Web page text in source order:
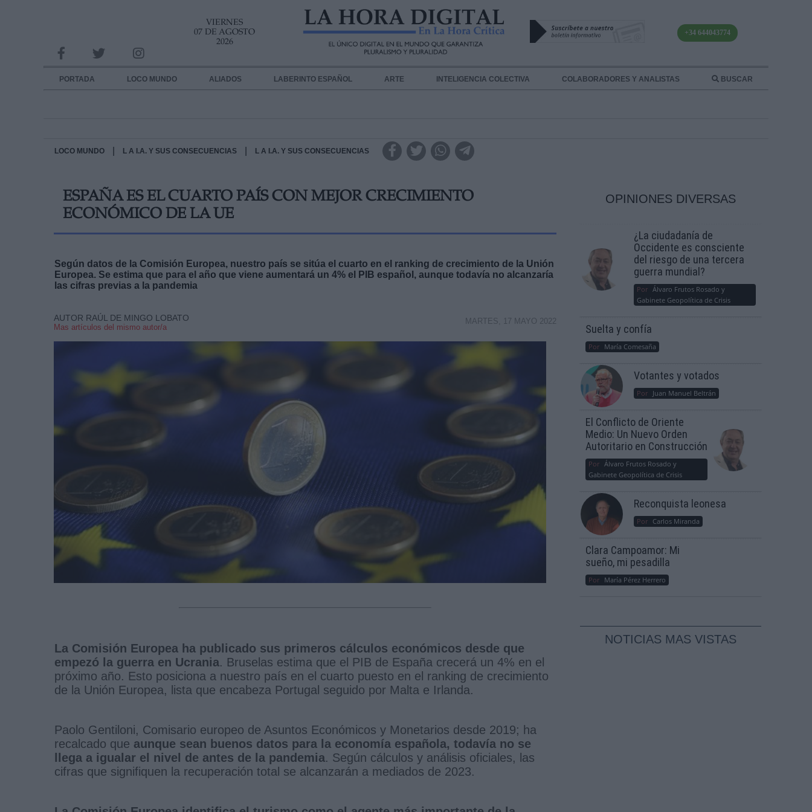
VIERNES
07 DE AGOSTO
2026
+34 644043774
PORTADA LOCO MUNDO ALIADOS LABERINTO ESPAÑOL ARTE INTELIGENCIA COLECTIVA COLABORADORES Y ANALISTAS BUSCAR
LOCO MUNDO L A I.A. Y SUS CONSECUENCIAS L A I.A. Y SUS CONSECUENCIAS
ESPAÑA ES EL CUARTO PAÍS CON MEJOR CRECIMIENTO
ECONÓMICO DE LA UE
Según datos de la Comisión Europea, nuestro país se sitúa el cuarto en el ranking de crecimiento de la Unión
Europea. Se estima que para el año que viene aumentará un 4% el PIB español, aunque todavía no alcanzaría
las cifras previas a la pandemia
AUTOR RAÚL DE MINGO LOBATO
Mas artículos del mismo autor/a
MARTES, 17 MAYO 2022
La Comisión Europea ha publicado sus primeros cálculos económicos desde que
empezó la guerra en Ucrania. Bruselas estima que el PIB de España crecerá un 4% en el
próximo año. Esto posiciona a nuestro país en el cuarto puesto en el ranking de crecimiento
de la Unión Europea, lista que encabeza Portugal seguido por Malta e Irlanda.
Paolo Gentiloni, Comisario europeo de Asuntos Económicos y Monetarios desde 2019; ha
recalcado que aunque sean buenos datos para la economía española, todavía no se
llega a igualar el nivel de antes de la pandemia. Según cálculos y análisis oficiales, las
cifras que signifiquen la recuperación total se alcanzarán a mediados de 2023.
OPINIONES DIVERSAS
¿La ciudadanía de
Occidente es consciente
del riesgo de una tercera
guerra mundial?
Por Álvaro Frutos Rosado y
Gabinete Geopolítica de Crisis
Suelta y confía
Por María Comesaña
Votantes y votados
Por Juan Manuel Beltrán
El Conflicto de Oriente
Medio: Un Nuevo Orden
Autoritario en Construcción
Por Álvaro Frutos Rosado y
Gabinete Geopolítica de Crisis
Reconquista leonesa
Por Carlos Miranda
Clara Campoamor: Mi
sueño, mi pesadilla
Por María Pérez Herrero
NOTICIAS MAS VISTAS
INFORMACION SOBRE LA PROTECCIÓN DE TUS DATOS
Responsable:
Destinatarios:
link
Información adicional
link